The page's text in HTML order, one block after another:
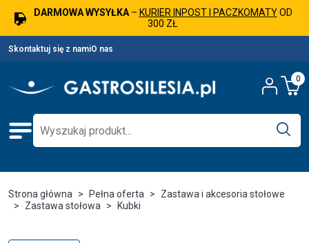
DARMOWA WYSYŁKA– KURIER INPOST I PACZKOMATYOD
300 ZŁ
Skontaktuj się z namiO nas
0
Strona główna Pełna oferta
Zastawa i akcesoria stołowe
Zastawa stołowa
Kubki